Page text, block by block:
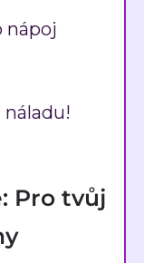
nápoj
Pro tvůj